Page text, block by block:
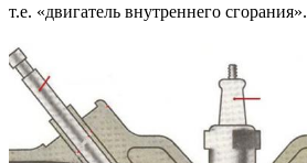
т.е. «двигатель внутреннего сгорания».